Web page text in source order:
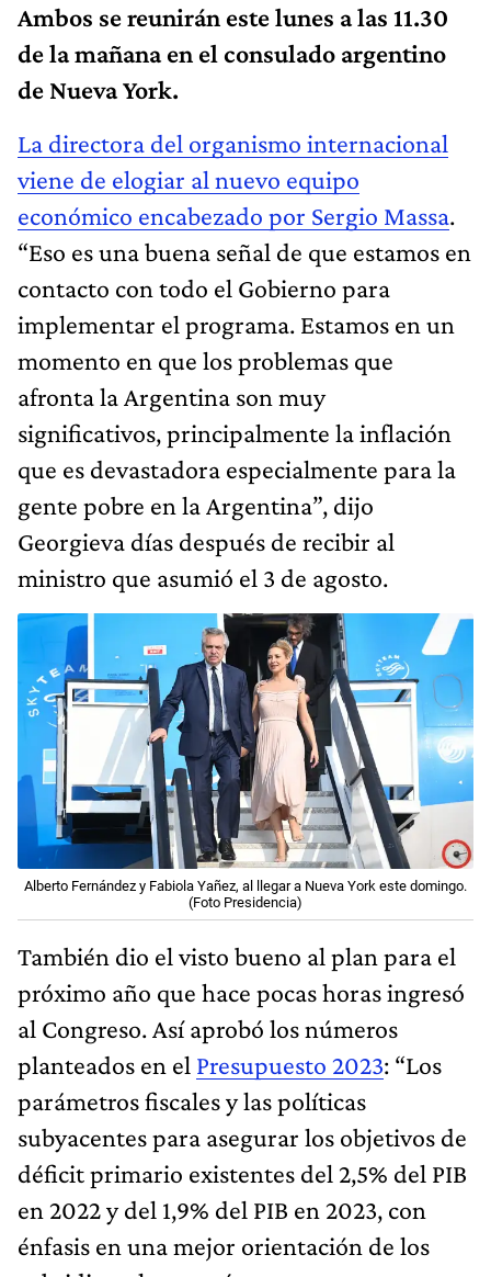
Ambos se reunirán este lunes a las 11.30
de la mañana en el consulado argentino
de Nueva York.
La directora del organismo internacional
viene de elogiar al nuevo equipo
económico encabezado por Sergio Massa.
“Eso es una buena señal de que estamos en
contacto con todo el Gobierno para
implementar el programa. Estamos en un
momento en que los problemas que
afronta la Argentina son muy
significativos, principalmente la inflación
que es devastadora especialmente para la
gente pobre en la Argentina”, dijo
Georgieva días después de recibir al
ministro que asumió el 3 de agosto.
Alberto Fernández y Fabiola Yañez, al llegar a Nueva York este domingo.
(Foto Presidencia)
También dio el visto bueno al plan para el
próximo año que hace pocas horas ingresó
al Congreso. Así aprobó los números
planteados en el Presupuesto 2023: “Los
parámetros fiscales y las políticas
subyacentes para asegurar los objetivos de
déficit primario existentes del 2,5% del PIB
en 2022 y del 1,9% del PIB en 2023, con
énfasis en una mejor orientación de los